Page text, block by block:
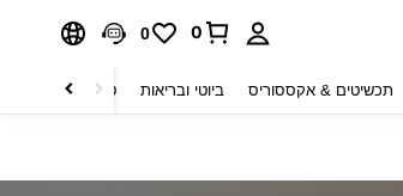
0
0
תכשיטים & אקססוריס ביוטי ובריאות טקסטיל לבית